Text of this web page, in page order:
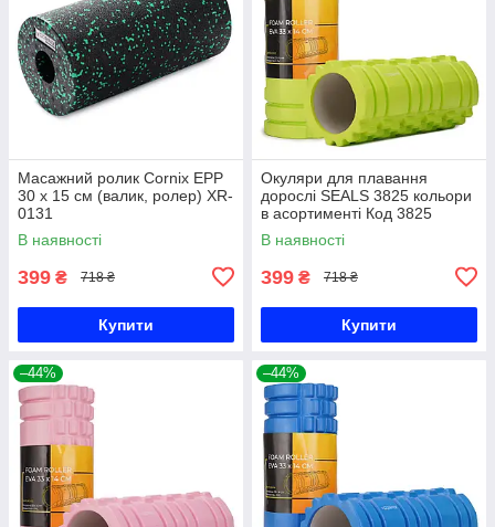
Масажний ролик Cornix EPP
30 x 15 см (валик, ролер) XR-
0131
В наявності
399 ₴ 718 ₴
Купити
Окуляри для плавання
дорослі SEALS 3825 кольори
в асортименті Код 3825
В наявності
399 ₴ 718 ₴
Купити
–44% –44%